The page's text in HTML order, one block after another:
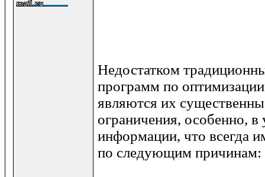
Недостатком
программ по оптимизации
являются их
ограничения, особенно,
информации, что всегда
по следующим причинам: